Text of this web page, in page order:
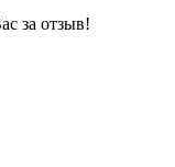
за отзыв!